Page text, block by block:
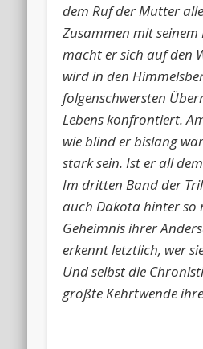
dem Ruf der Mutter
Zusammen mit
macht er sich auf den
wird in den
folgenschwersten
Lebens konfrontiert.
wie blind er bislang
stark sein. Ist er all
Im dritten Band der
auch Dakota hinter so
Geheimnis ihrer
erkennt letztlich, wer
Und selbst die
größte Kehrtwende